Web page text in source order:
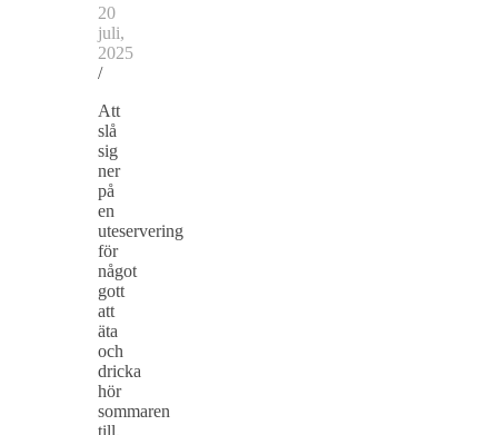
20
juli,
2025
/
Att
slå
sig
ner
på
en
uteservering
för
något
gott
att
äta
och
dricka
hör
sommaren